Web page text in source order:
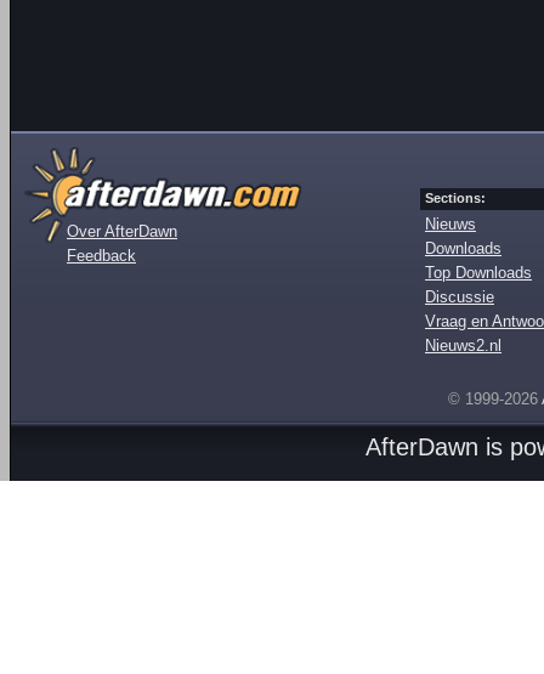
Over AfterDawn
Feedback
Sections:
Nieuws
Downloads
Top Downloads
Discussie
Vraag en
Nieuws2.nl
© 1999-2026
AfterDawn is